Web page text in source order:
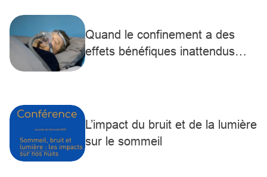
Quand le confinement a des
effets bénéfiques inattendus…
L’impact du bruit et de la lumière
sur le sommeil